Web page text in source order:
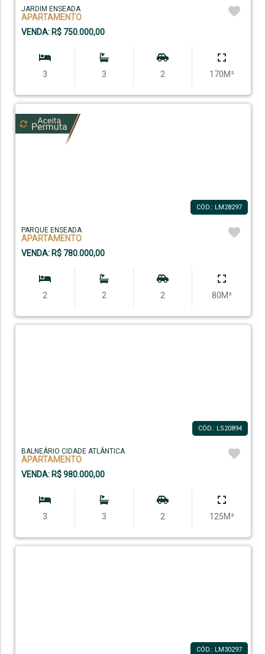
JARDIM ENSEADA
APARTAMENTO
VENDA: R$ 750.000,00
3 3 2 170M²
CÓD.: LM28297
PARQUE ENSEADA
APARTAMENTO
VENDA: R$ 780.000,00
2 2 2 80M²
CÓD.: LS20894
BALNEÁRIO CIDADE ATLÂNTICA
APARTAMENTO
VENDA: R$ 980.000,00
3 3 2 125M²
CÓD.: LM30297